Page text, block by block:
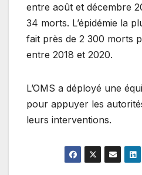
entre août et décembre
34 morts. L’épidémie la
fait près de 2 300 morts
entre 2018 et 2020.
L’OMS a déployé une
pour appuyer les
leurs interventions.